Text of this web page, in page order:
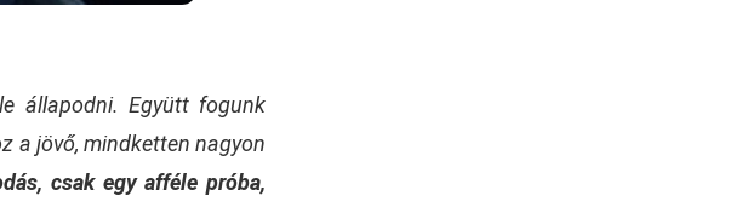
állapodni. Együtt fogunk
a jövő, mindketten nagyon
csak egy afféle próba,